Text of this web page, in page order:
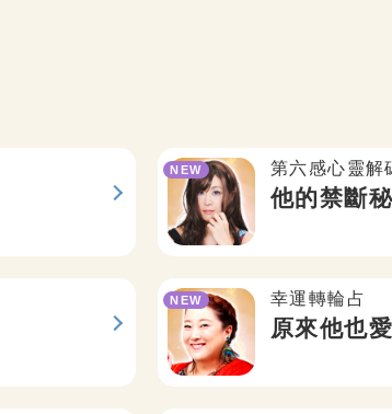
第六感心靈解
他的禁斷
NEW
幸運轉輪占
原來他也
NEW